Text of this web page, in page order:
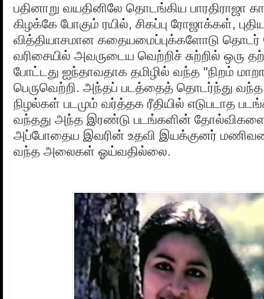
பதினாறு வயதினிலே தொடங்கிய பாரதிராஜா
கிழக்கே போகும் ரயில், சிகப்பு ரோஜாக்கள்,
வித்தியாசமான கதையமைப்புக்களோடு
வரிசையில் அவருடைய வெற்றிச் சுற்றில் ஒரு
போட்டது ஐந்தாவதாக தமிழில் வந்த "நிறம்
பெருவெற்றி. அந்தப் படத்தைத் தொடர்ந்து வந்த
நிழல்கள் படமும் வர்த்தக ரீதியில் எடுபடாத
வந்தது அந்த இரண்டு படங்களின்
அப்போதைய இவரின் உதவி இயக்குனர்
வந்த அலைகள் ஓய்வதில்லை.